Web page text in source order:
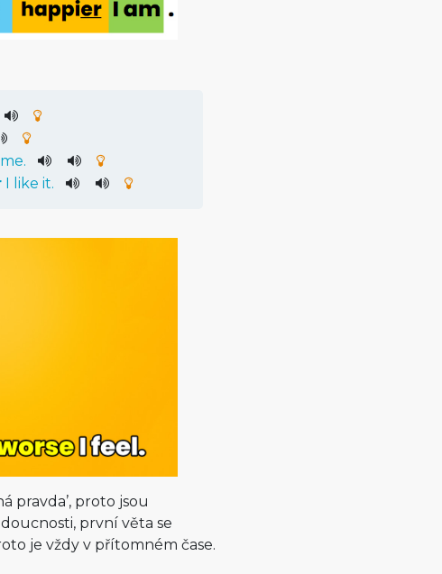
.
I like it.
pravda’, proto jsou
první věta se
je vždy v přítomném čase.